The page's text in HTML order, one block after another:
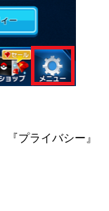
プライバシー』